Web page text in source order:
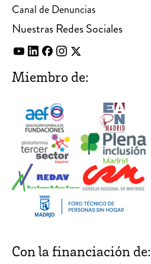
Canal de Denuncias
Nuestras Redes Sociales
Miembro de:
Con la financiación de: